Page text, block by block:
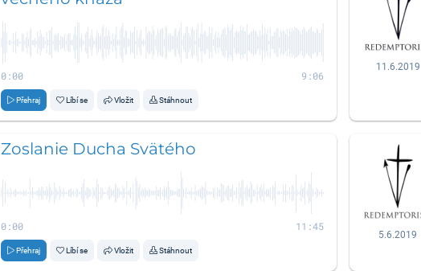
0:00 9:06
Přehraj Líbí se Vložit Stáhnout
11.6.2019
Zoslanie Ducha Svätého
0:00 11:45
Přehraj Líbí se Vložit Stáhnout
5.6.2019